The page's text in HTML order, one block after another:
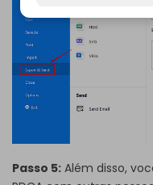
Passo 5: Além disso,